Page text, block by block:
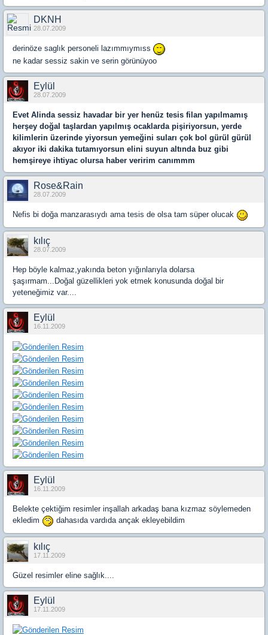
DKNH
28.07.2009
derinöze saglık personeli lazımmıymıss
ne kadar sessiz sakin ve serin görünüyoo
Eylül
28.07.2009
Evet Alinda sessiz havadar bir yer henüz tesis filan yapılmamış
herşey doğal taşlardan yapılmış ocaklarda pişiriyorsun, yerde
kilimlerin üzerinde yiyorsun yemeğini suları çok bol gürül gürül
akıyor iki dakika tutamıyorsun elini suyun altında buz gibi
hemşireye ihtiyac olursa haber veririm canımmm
Rose&Rain
28.07.2009
Nefis bi doğa manzarasıydı ama tesis de olsa tam süper olucak
kılıç
28.07.2009
Hep böyle kalmaz,yakında beton yığınlarıyla dolarsa
şaşırmam...Doğal güzellikleri yok etmek konusunda doğal bir
yeteneğimiz var....
Eylül
16.11.2009
Eylül
16.11.2009
Belekte çektiğim resimler inşallah arkadaş bana kızmaz söylemeden
ekledim
dahasıda vardıda ançak ekleyebildim
kılıç
17.11.2009
Güzel resimler eline sağlık....
Eylül
17.11.2009